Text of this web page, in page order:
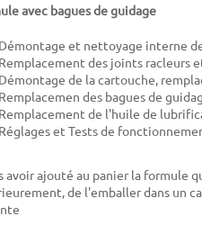
avec bagues de guidage
Démontage et nettoyage interne
Remplacement des joints racleurs
Démontage de la cartouche,
Remplacemen des bagues de
Remplacement de l'huile de
Réglages et Tests de
avoir ajouté au panier la formule
de l'emballer dans un